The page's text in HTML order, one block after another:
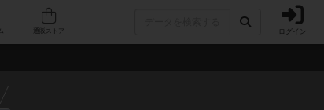
人気ボードゲーム ログイン